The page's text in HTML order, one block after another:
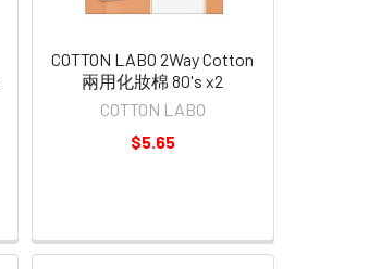
COTTON LABO 2Way Cotton
兩用化妝棉 80's x2
COTTON LABO
$5.65